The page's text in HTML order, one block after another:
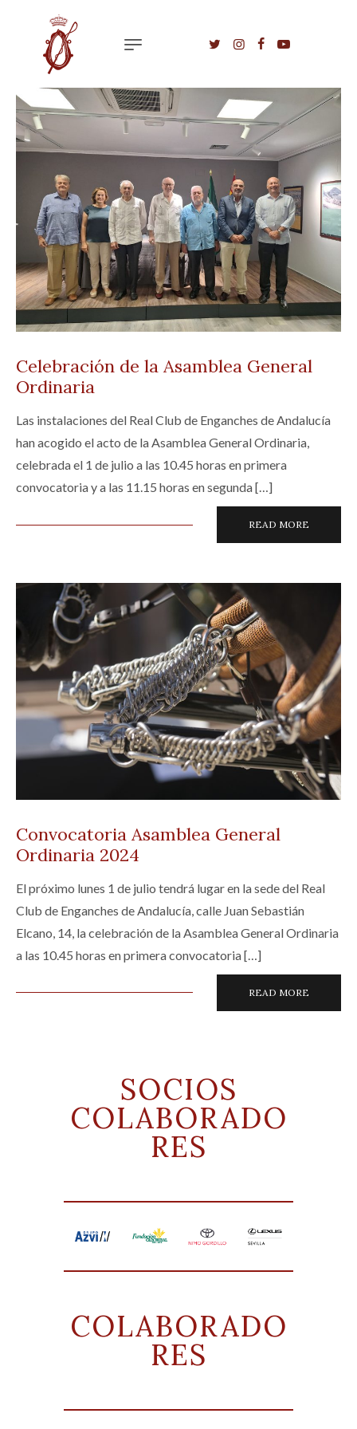
Celebración de la Asamblea General
Ordinaria
Las instalaciones del Real Club de Enganches de Andalucía
han acogido el acto de la Asamblea General Ordinaria,
celebrada el 1 de julio a las 10.45 horas en primera
convocatoria y a las 11.15 horas en segunda […]
READ MORE
Convocatoria Asamblea General
Ordinaria 2024
El próximo lunes 1 de julio tendrá lugar en la sede del Real
Club de Enganches de Andalucía, calle Juan Sebastián
Elcano, 14, la celebración de la Asamblea General Ordinaria
a las 10.45 horas en primera convocatoria […]
READ MORE
SOCIOS
COLABORADO
RES
COLABORADO
RES